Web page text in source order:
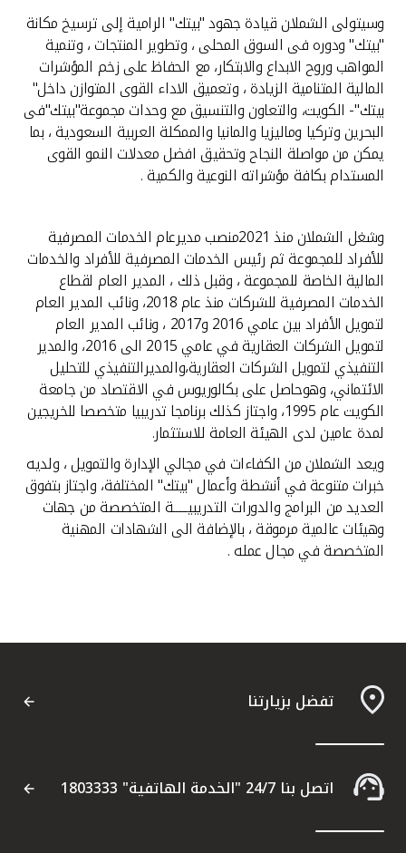
تركيا
مصر
المملكة المتحدة
وسيتولى الشملان قيادة جهود "بيتك" الرامية إلى ترسيخ مكانة
"بيتك" ودوره فى السوق المحلى ، وتطوير المنتجات ، وتنمية
المواهب وروح الابداع والابتكار، مع الحفاظ على زخم المؤشرات
المالية المتنامية الزيادة ، وتعميق الاداء القوى المتوازن داخل"
بيتك"- الكويت، والتعاون والتنسيق مع وحدات مجموعة"بيتك"فى
البحرين وتركيا وماليزيا والمانيا والممكلة العربية السعودية ، بما
يمكن من مواصلة النجاح وتحقيق افضل معدلات النمو القوى
المستدام بكافة مؤشراته النوعية والكمية .
وشغل الشملان منذ 2021منصب مديرعام الخدمات المصرفية
للأفراد للمجموعة ثم رئيس الخدمات المصرفية للأفراد والخدمات
المالية الخاصة للمجموعة ، وقبل ذلك ، المدير العام لقطاع
الخدمات المصرفية للشركات منذ عام 2018، ونائب المدير العام
لتمويل الأفراد بين عامي 2016 و2017 ، ونائب المدير العام
لتمويل الشركات العقارية في عامي 2015 الى 2016، والمدير
التنفيذي لتمويل الشركات العقارية،والمديرالتنفيذي للتحليل
الائتماني، وهوحاصل على بكالوريوس في الاقتصاد من جامعة
الكويت عام 1995، واجتاز كذلك برنامجا تدريبيا متخصصا للخريجين
لمدة عامين لدى الهيئة العامة للاستثمار.
ويعد الشملان من الكفاءات في مجالي الإدارة والتمويل ، ولديه
خبرات متنوعة في أنشطة وأعمال "بيتك" المختلفة، واجتاز بتفوق
العديد من البرامج والدورات التدريبيــــــة المتخصصة من جهات
وهيئات عالمية مرموقة ، بالإضافة الى الشهادات المهنية
المتخصصة في مجال عمله .
تفضل بزيارتنا
اتصل بنا 24/7 "الخدمة الهاتفية" 1803333